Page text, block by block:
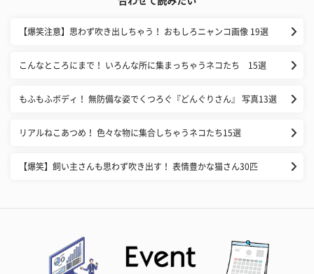
【爆笑注意】思わず吹き出しちゃう！ おもしろニャンコ画像 19選
こんなところにまで！ いろんな所に集まっちゃうネコたち 15選
もふもふボディ！ 無防備な姿でくつろぐ『どんぐりさん』 写真13選
リアルねこあつめ！ 色々な物に集合しちゃうネコたち15選
【爆笑】飼い主さんも思わず吹き出す！ 表情豊かな猫さん30匹